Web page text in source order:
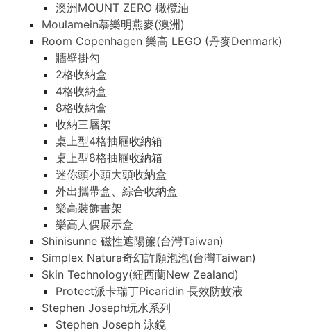
澳洲MOUNT ZERO 橄欖油
Moulamein慕樂明燕麥(澳洲)
Room Copenhagen 樂高 LEGO (丹麥Denmark)
牆壁掛勾
2格收納盒
4格收納盒
8格收納盒
收納三層架
桌上型4格抽屜收納箱
桌上型8格抽屜收納箱
迷你頭小頭大頭收納盒
外出攜帶盒、綜合收納盒
樂高裝飾書架
樂高人偶展示盒
Shinisunne 磁性遮陽簾(台灣Taiwan)
Simplex Natura奇幻許願泡泡(台灣Taiwan)
Skin Technology(紐西蘭New Zealand)
Protect派卡瑞丁Picaridin 長效防蚊液
Stephen Joseph玩水系列
Stephen Joseph 泳鏡